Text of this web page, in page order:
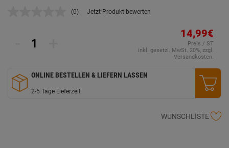
Kein
(0) Jetzt Produkt bewerten
14,99€
Preis / ST
inkl. gesetzl. MwSt. 20%, zzgl.
Versandkosten.
ONLINE BESTELLEN & LIEFERN LASSEN
2-5 Tage Lieferzeit
WUNSCHLISTE